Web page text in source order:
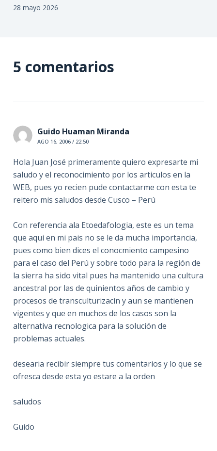
28 mayo 2026
5 comentarios
Guido Huaman Miranda
AGO 16, 2006 / 22:50
Hola Juan José primeramente quiero expresarte mi
saludo y el reconocimiento por los articulos en la
WEB, pues yo recien pude contactarme con esta te
reitero mis saludos desde Cusco – Perú
Con referencia ala Etoedafologia, este es un tema
que aqui en mi pais no se le da mucha importancia,
pues como bien dices el conocmiento campesino
para el caso del Perú y sobre todo para la región de
la sierra ha sido vital pues ha mantenido una cultura
ancestral por las de quinientos años de cambio y
procesos de transculturizacín y aun se mantienen
vigentes y que en muchos de los casos son la
alternativa recnologica para la solución de
problemas actuales.
desearia recibir siempre tus comentarios y lo que se
ofresca desde esta yo estare a la orden
saludos
Guido